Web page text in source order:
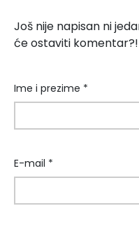
Još nije napisan ni
će ostaviti komentar?!
Ime i prezime *
E-mail *